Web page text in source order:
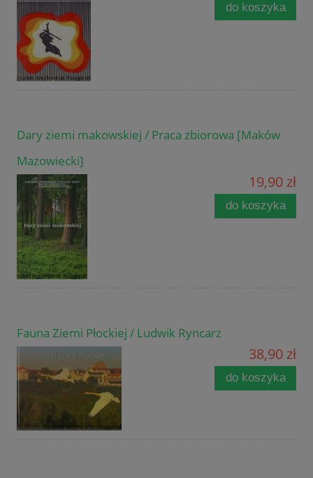
do koszyka
Dary ziemi makowskiej / Praca zbiorowa [Maków
Mazowiecki]
19,90 zł
do koszyka
Fauna Ziemi Płockiej / Ludwik Ryncarz
38,90 zł
do koszyka